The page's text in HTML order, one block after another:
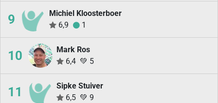
9
Michiel Kloosterboer
6,9
1
10
Mark Ros
6,4 💚 5
11
Sipke Stuiver
6,5 💚 9